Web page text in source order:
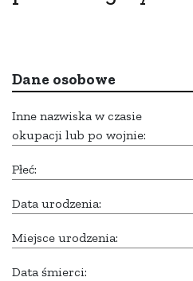
Dane osobowe
Inne nazwiska w czasie
okupacji lub po wojnie:
Płeć:
Data urodzenia:
Miejsce urodzenia:
Data śmierci: